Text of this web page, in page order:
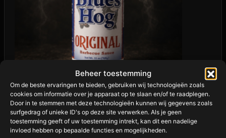
Beheer toestemming
Om de beste ervaringen te bieden, gebruiken wij technologieën zoals
cookies om informatie over je apparaat op te slaan en/of te raadplegen.
Door in te stemmen met deze technologieën kunnen wij gegevens zoals
surfgedrag of unieke ID's op deze site verwerken. Als je geen
toestemming geeft of uw toestemming intrekt, kan dit een nadelige
invloed hebben op bepaalde functies en mogelijkheden.
BLUES HOG ORIGINAL BBQ SAUCE
€13,95